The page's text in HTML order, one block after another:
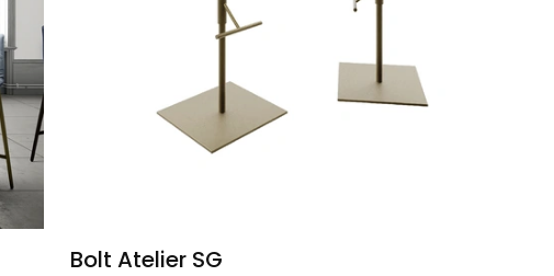
Bolt Atelier SG